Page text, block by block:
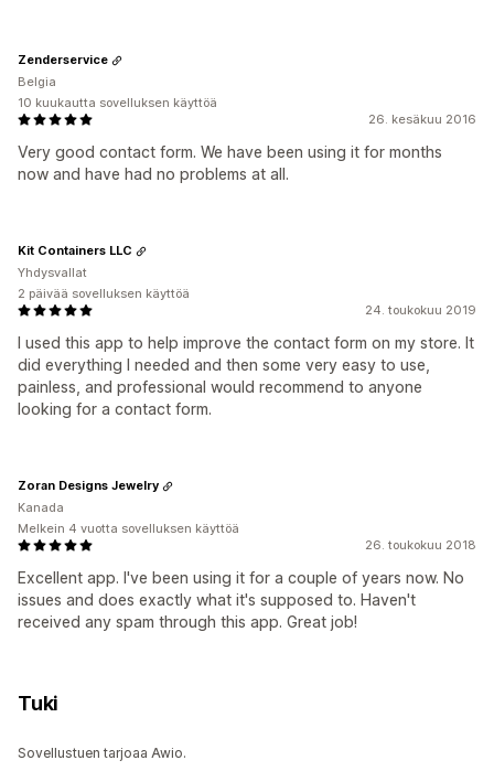
26. kesäkuu 2016
Very good contact form. We have been using it for months
now and have had no problems at all.
Zenderservice
Belgia
10 kuukautta sovelluksen käyttöä
24. toukokuu 2019
I used this app to help improve the contact form on my store. It
did everything I needed and then some very easy to use,
painless, and professional would recommend to anyone
looking for a contact form.
Kit Containers LLC
Yhdysvallat
2 päivää sovelluksen käyttöä
26. toukokuu 2018
Excellent app. I've been using it for a couple of years now. No
issues and does exactly what it's supposed to. Haven't
received any spam through this app. Great job!
Zoran Designs Jewelry
Kanada
Melkein 4 vuotta sovelluksen käyttöä
Tuki
Sovellustuen tarjoaa Awio.